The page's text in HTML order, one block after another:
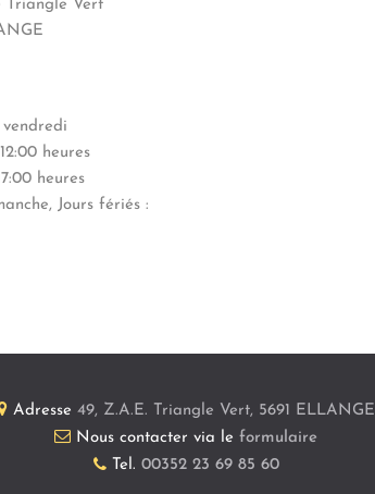
Triangle Vert
heures
heures
Jours fériés :
Adresse 49, Z.A.E. Triangle Vert, 5691 ELLANGE
Nous contacter via le formulaire
Tel. 00352 23 69 85 60